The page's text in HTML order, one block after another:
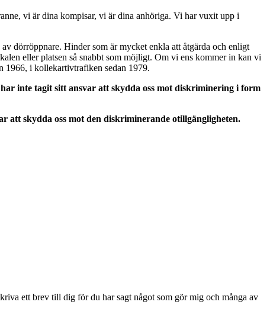
vi är dina kompisar, vi är dina anhöriga. Vi har vuxit upp i
dörröppnare. Hinder som är mycket enkla att åtgärda och enligt
eller platsen så snabbt som möjligt. Om vi ens kommer in kan vi
1966, i kollekartivtrafiken sedan 1979.
inte tagit sitt ansvar att skydda oss mot diskriminering i form
att skydda oss mot den diskriminerande otillgängligheten.
ett brev till dig för du har sagt något som gör mig och många av